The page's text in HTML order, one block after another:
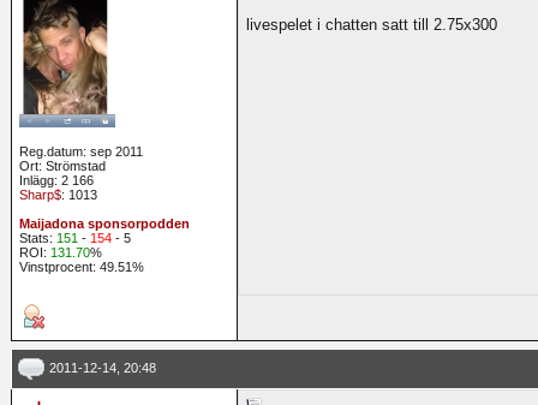
Reg.datum: sep 2011
Ort: Strömstad
Inlägg: 2 166
Sharp$: 1013
Maijadona sponsorpodden
Stats: 151 - 154 - 5
ROI: 131.70%
Vinstprocent: 49.51%
livespelet i chatten satt till 2.75x300
2011-12-14, 20:48